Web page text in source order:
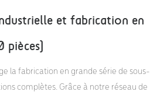
et fabrication en
la fabrication en grande série de sous-
complètes. Grâce à notre réseau de